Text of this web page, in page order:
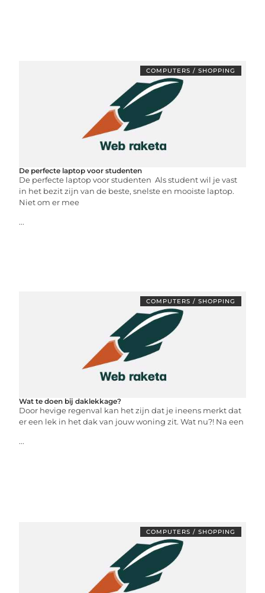
COMPUTERS / SHOPPING
De perfecte laptop voor studenten
De perfecte laptop voor studenten Als student wil je vast
in het bezit zijn van de beste, snelste en mooiste laptop.
Niet om er mee
...
COMPUTERS / SHOPPING
Wat te doen bij daklekkage?
Door hevige regenval kan het zijn dat je ineens merkt dat
er een lek in het dak van jouw woning zit. Wat nu?! Na een
...
COMPUTERS / SHOPPING